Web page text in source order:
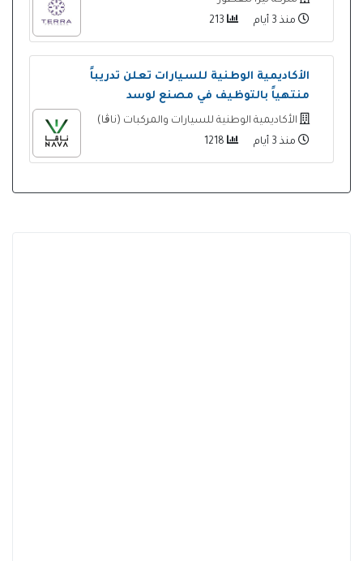
منذ 3 أيام
الأكاديمية الوطنية للسيارات تعلن تدريباً
منتهياً بالتوظيف في مصنع لوسد
الأكاديمية الوطنية للسيارات والمركبات (ناڨا)
منذ 3 أيام